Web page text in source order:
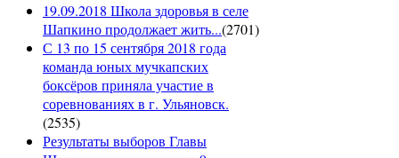
19.09.2018 Школа здоровья в селе
Шапкино продолжает жить...(2701)
С 13 по 15 сентября 2018 года
команда юных мучкапских
боксёров приняла участие в
соревнованиях в г. Ульяновск.
(2535)
Результаты выборов Главы